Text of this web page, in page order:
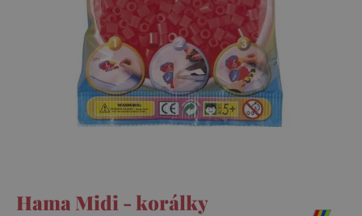
Hama Midi - korálky